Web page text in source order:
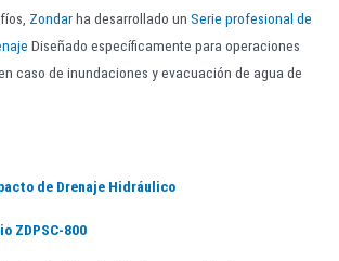
Zondarha desarrollado un Serie profesional de
Diseñado específicamente para operaciones
caso de inundaciones y evacuación de agua de
de Drenaje Hidráulico
ZDPSC-800